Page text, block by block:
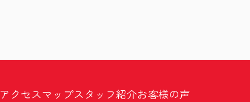
アクセスマップスタッフ紹介お客様の声